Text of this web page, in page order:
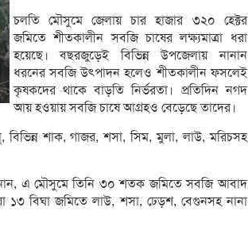
চলতি মৌসুমে জেলায় চার হাজার ৩২০ হেক্টর
জমিতে শীতকালীন সবজি চাষের লক্ষ্যমাত্রা ধরা
হয়েছে। বছরজুড়েই বিভিন্ন উপজেলায় নানান
ধরনের সবজি উৎপাদন হলেও শীতকালীন ফসলেই
কৃষকদের থাকে বাড়তি নির্ভরতা। প্রতিদিন নগদ
আয় হওয়ায় সবজি চাষে আগ্রহও বেড়েছে তাদের।
শাক, গাজর, শসা, সিম, মুলা, লাউ, মরিচসহ
এ মৌসুমে তিনি ৩০ শতক জমিতে সবজি আবাদ
১৩ বিঘা জমিতে লাউ, শসা, ঢেড়শ, বেগুনসহ নানা